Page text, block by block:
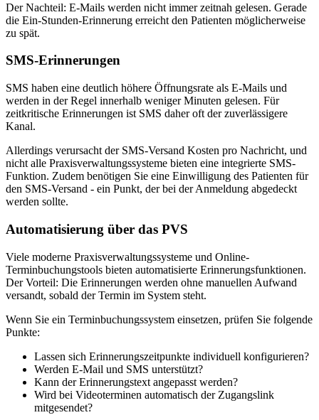
Der Nachteil: E-Mails werden nicht immer zeitnah gelesen. Gerade
die Ein-Stunden-Erinnerung erreicht den Patienten möglicherweise
zu spät.
SMS-Erinnerungen
SMS haben eine deutlich höhere Öffnungsrate als E-Mails und
werden in der Regel innerhalb weniger Minuten gelesen. Für
zeitkritische Erinnerungen ist SMS daher oft der zuverlässigere
Kanal.
Allerdings verursacht der SMS-Versand Kosten pro Nachricht, und
nicht alle Praxisverwaltungssysteme bieten eine integrierte SMS-
Funktion. Zudem benötigen Sie eine Einwilligung des Patienten für
den SMS-Versand - ein Punkt, der bei der Anmeldung abgedeckt
werden sollte.
Automatisierung über das PVS
Viele moderne Praxisverwaltungssysteme und Online-
Terminbuchungstools bieten automatisierte Erinnerungsfunktionen.
Der Vorteil: Die Erinnerungen werden ohne manuellen Aufwand
versandt, sobald der Termin im System steht.
Wenn Sie ein Terminbuchungssystem einsetzen, prüfen Sie folgende
Punkte:
Lassen sich Erinnerungszeitpunkte individuell konfigurieren?
Werden E-Mail und SMS unterstützt?
Kann der Erinnerungstext angepasst werden?
Wird bei Videoterminen automatisch der Zugangslink
mitgesendet?